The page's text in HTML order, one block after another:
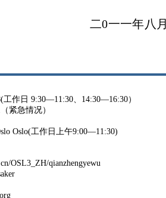
0一一年八月
工作日 9:30—11:30、14:30—16:30）
紧急情况）
Oslo(工作日上午9:00—11:30)
OSL3_ZH/qianzhengyewu